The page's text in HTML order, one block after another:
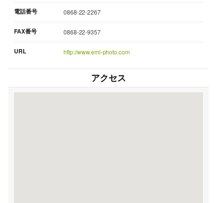
電話番号 0868-22-2267
FAX番号 0868-22-9357
URL http://www.emi-photo.com
アクセス